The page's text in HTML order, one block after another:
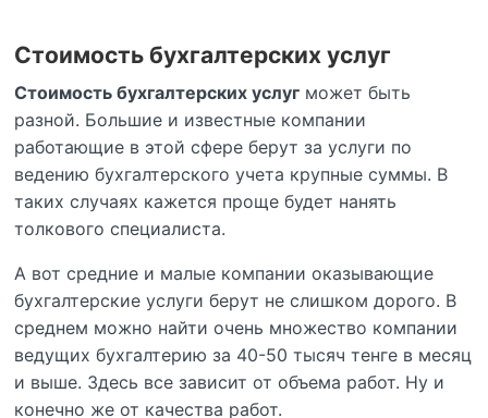
Стоимость бухгалтерских услуг
Стоимость бухгалтерских услуг может быть
разной. Большие и известные компании
работающие в этой сфере берут за услуги по
ведению бухгалтерского учета крупные суммы. В
таких случаях кажется проще будет нанять
толкового специалиста.
А вот средние и малые компании оказывающие
бухгалтерские услуги берут не слишком дорого. В
среднем можно найти очень множество компании
ведущих бухгалтерию за 40-50 тысяч тенге в месяц
и выше. Здесь все зависит от объема работ. Ну и
конечно же от качества работ.